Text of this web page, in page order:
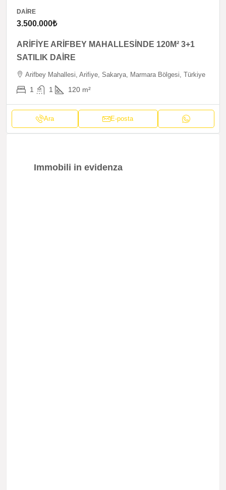
DAIRE
3.500.000₺
ARİFİYE ARİFBEY MAHALLESİNDE 120M² 3+1
SATILIK DAİRE
Arifbey Mahallesi, Arifiye, Sakarya, Marmara Bölgesi, Türkiye
1 1 120 m²
Ara E-posta
Immobili in evidenza